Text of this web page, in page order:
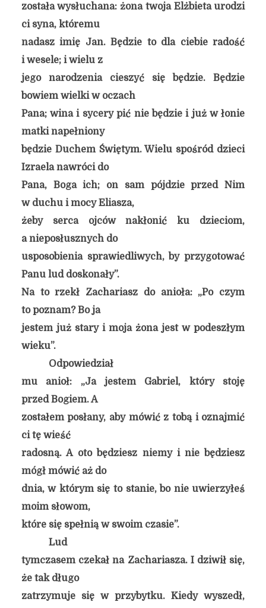
została wysłuchana: żona twoja Elżbieta urodzi
ci syna, któremu
nadasz imię Jan. Będzie to dla ciebie radość
i wesele; i wielu z
jego narodzenia cieszyć się będzie. Będzie
bowiem wielki w oczach
Pana; wina i sycery pić nie będzie i już w łonie
matki napełniony
będzie Duchem Świętym. Wielu spośród dzieci
Izraela nawróci do
Pana, Boga ich; on sam pójdzie przed Nim
w duchu i mocy Eliasza,
żeby serca ojców nakłonić ku dzieciom,
a nieposłusznych do
usposobienia sprawiedliwych, by przygotować
Panu lud doskonały”.
Na to rzekł Zachariasz do anioła: „Po czym
to poznam? Bo ja
jestem już stary i moja żona jest w podeszłym
wieku”.
Odpowiedział
mu anioł: „Ja jestem Gabriel, który stoję
przed Bogiem. A
zostałem posłany, aby mówić z tobą i oznajmić
ci tę wieść
radosną. A oto będziesz niemy i nie będziesz
mógł mówić aż do
dnia, w którym się to stanie, bo nie uwierzyłeś
moim słowom,
które się spełnią w swoim czasie”.
Lud
tymczasem czekał na Zachariasza. I dziwił się,
że tak długo
zatrzymuje się w przybytku. Kiedy wyszedł,